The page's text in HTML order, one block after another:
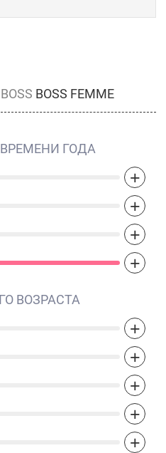
BOSS FEMME
ГОДА
+
+
+
+
ВОЗРАСТА
+
+
+
+
+